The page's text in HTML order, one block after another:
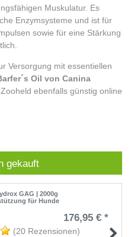
Muskulatur. Es
Enzymsysteme und ist für
sowie für eine Stärkung
Versorgung mit essentiellen
Oil von Canina
ebenfalls günstig online
gekauft
GAG | 2000g
für Hunde
176,95 € *
(20 Rezensionen)